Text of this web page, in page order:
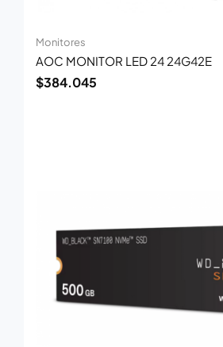
Monitores
AOC MONITOR LED 24 24G42E
$384.045